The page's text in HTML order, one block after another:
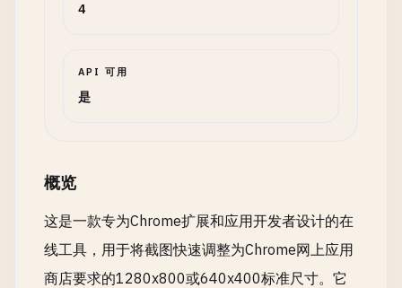
4
API 可用
是
概览
这是一款专为Chrome扩展和应用开发者设计的在
线工具，用于将截图快速调整为Chrome网上应用
商店要求的1280x800或640x400标准尺寸。它